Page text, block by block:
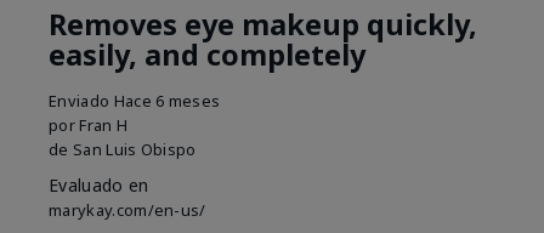
Removes eye makeup quickly,
easily, and completely
Enviado Hace 6 meses
por Fran H
de San Luis Obispo
Evaluado en
marykay.com/en-us/